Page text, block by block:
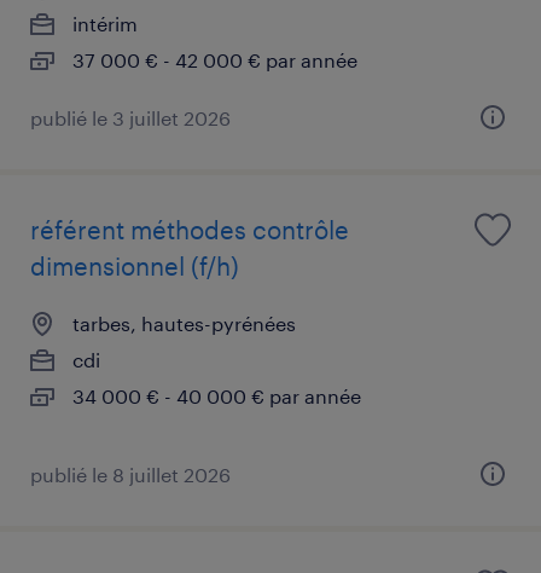
intérim
37 000 € - 42 000 € par année
publié le 3 juillet 2026
référent méthodes contrôle
dimensionnel (f/h)
tarbes, hautes-pyrénées
cdi
34 000 € - 40 000 € par année
publié le 8 juillet 2026